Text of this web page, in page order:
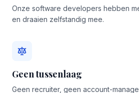
Onze software developers hebben
en draaien zelfstandig mee.
Geen tussenlaag
Geen recruiter, geen account-